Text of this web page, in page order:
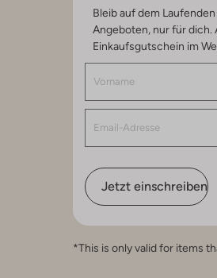
Bleib auf dem
Angeboten, nur für
Einkaufsgutschein im
Jetzt einschreiben
*This is only valid for items